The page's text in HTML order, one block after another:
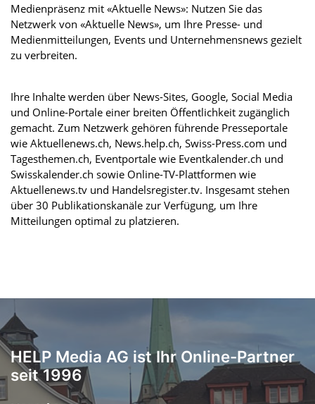
Medienpräsenz mit «Aktuelle News»: Nutzen Sie das
Netzwerk von «Aktuelle News», um Ihre Presse- und
Medienmitteilungen, Events und Unternehmensnews gezielt
zu verbreiten.
Ihre Inhalte werden über News-Sites, Google, Social Media
und Online-Portale einer breiten Öffentlichkeit zugänglich
gemacht. Zum Netzwerk gehören führende Presseportale
wie Aktuellenews.ch, News.help.ch, Swiss-Press.com und
Tagesthemen.ch, Eventportale wie Eventkalender.ch und
Swisskalender.ch sowie Online-TV-Plattformen wie
Aktuellenews.tv und Handelsregister.tv. Insgesamt stehen
über 30 Publikationskanäle zur Verfügung, um Ihre
Mitteilungen optimal zu platzieren.
HELP Media AG ist Ihr Online-Partner
seit 1996